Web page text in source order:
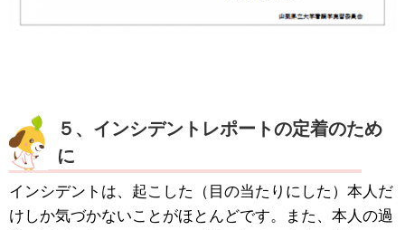
５、インシデントレポートの定着のため
に
インシデントは、起こした（目の当たりにした）本人だ
けしか気づかないことがほとんどです。また、本人の過